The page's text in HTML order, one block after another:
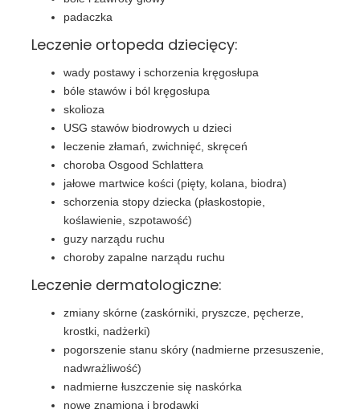
padaczka
Leczenie ortopeda dziecięcy:
wady postawy i schorzenia kręgosłupa
bóle stawów i ból kręgosłupa
skolioza
USG stawów biodrowych u dzieci
leczenie złamań, zwichnięć, skręceń
choroba Osgood Schlattera
jałowe martwice kości (pięty, kolana, biodra)
schorzenia stopy dziecka (płaskostopie,
koślawienie, szpotawość)
guzy narządu ruchu
choroby zapalne narządu ruchu
Leczenie dermatologiczne:
zmiany skórne (zaskórniki, pryszcze, pęcherze,
krostki, nadżerki)
pogorszenie stanu skóry (nadmierne przesuszenie,
nadwrażliwość)
nadmierne łuszczenie się naskórka
nowe znamiona i brodawki